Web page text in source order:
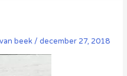
beek/ december 27, 2018